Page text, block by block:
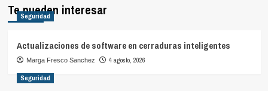
Te pueden interesar
Seguridad
Actualizaciones de software en cerraduras inteligentes
Marga Fresco Sanchez 4 agosto, 2026
Seguridad